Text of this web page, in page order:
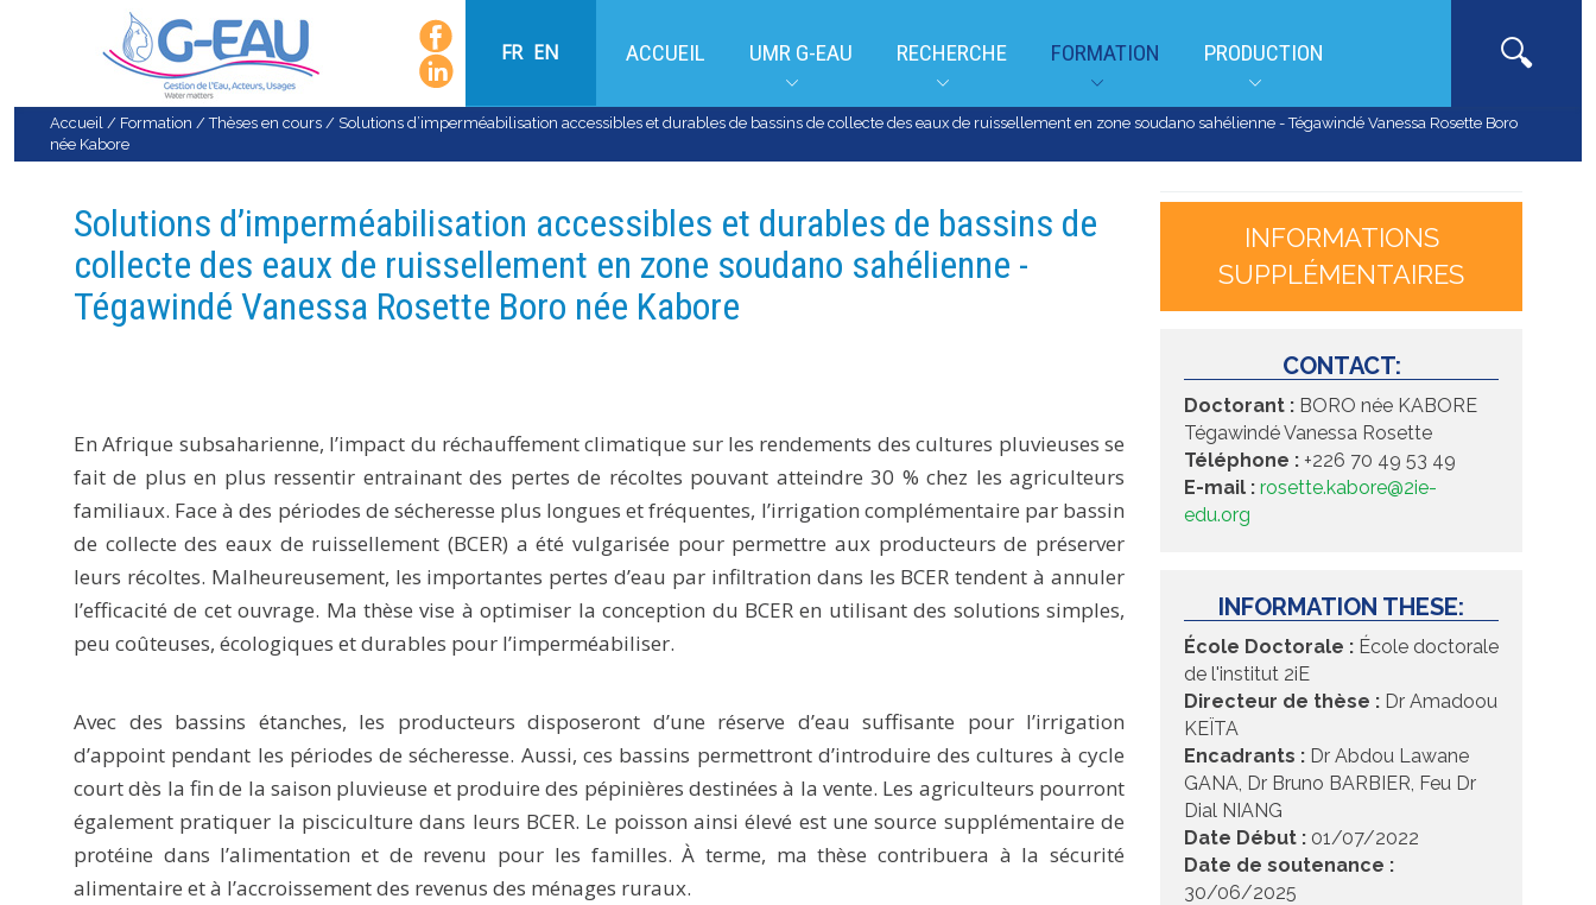
FR EN ACCUEIL UMR G-EAU RECHERCHE FORMATION PRODUCTION
Accueil / Formation /Thèses en cours / Solutions d’imperméabilisation accessibles et durables de bassins de collecte des eaux de ruissellement en zone soudano sahélienne - Tégawindé Vanessa Rosette Boro
née Kabore
Solutions d’imperméabilisation accessibles et durables de bassins de
collecte des eaux de ruissellement en zone soudano sahélienne -
Tégawindé Vanessa Rosette Boro née Kabore
En Afrique subsaharienne, l’impact du réchauffement climatique sur les rendements des cultures pluvieuses se
fait de plus en plus ressentir entrainant des pertes de récoltes pouvant atteindre 30 % chez les agriculteurs
familiaux. Face à des périodes de sécheresse plus longues et fréquentes, l’irrigation complémentaire par bassin
de collecte des eaux de ruissellement (BCER) a été vulgarisée pour permettre aux producteurs de préserver
leurs récoltes. Malheureusement, les importantes pertes d’eau par infiltration dans les BCER tendent à annuler
l’efficacité de cet ouvrage. Ma thèse vise à optimiser la conception du BCER en utilisant des solutions simples,
peu coûteuses, écologiques et durables pour l’imperméabiliser.
Avec des bassins étanches, les producteurs disposeront d’une réserve d’eau suffisante pour l’irrigation
d’appoint pendant les périodes de sécheresse. Aussi, ces bassins permettront d’introduire des cultures à cycle
court dès la fin de la saison pluvieuse et produire des pépinières destinées à la vente. Les agriculteurs pourront
également pratiquer la pisciculture dans leurs BCER. Le poisson ainsi élevé est une source supplémentaire de
protéine dans l’alimentation et de revenu pour les familles. À terme, ma thèse contribuera à la sécurité
alimentaire et à l’accroissement des revenus des ménages ruraux.
INFORMATIONS
SUPPLÉMENTAIRES
CONTACT:
Doctorant : BORO née KABORE
Tégawindé Vanessa Rosette
Téléphone : +226 70 49 53 49
E-mail : rosette.kabore@2ie-
edu.org
INFORMATION THESE:
École Doctorale : École doctorale
de l'institut 2iE
Directeur de thèse : Dr Amadoou
KEÏTA
Encadrants : Dr Abdou Lawane
GANA, Dr Bruno BARBIER, Feu Dr
Dial NIANG
Date Début : 01/07/2022
Date de soutenance :
30/06/2025